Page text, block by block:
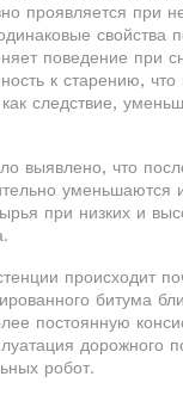
проявляется при
свойства
поведение при
к старению,
следствие,
выявлено, что
уменьшаются
при низких и
происходит
битума
постоянную
дорожного
робот.